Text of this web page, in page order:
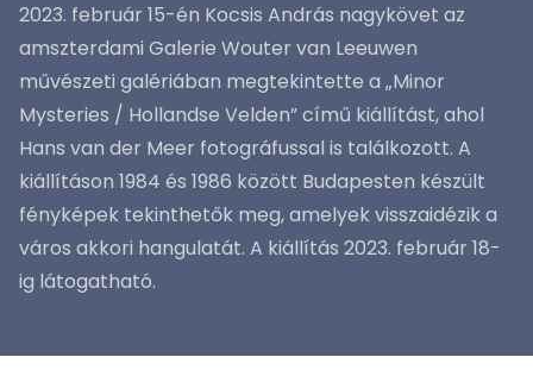
2023. február 15-én Kocsis András nagykövet az
amszterdami Galerie Wouter van Leeuwen
művészeti galériában megtekintette a „Minor
Mysteries / Hollandse Velden” című kiállítást, ahol
Hans van der Meer fotográfussal is találkozott. A
kiállításon 1984 és 1986 között Budapesten készült
fényképek tekinthetők meg, amelyek visszaidézik a
város akkori hangulatát. A kiállítás 2023. február 18-
ig látogatható.